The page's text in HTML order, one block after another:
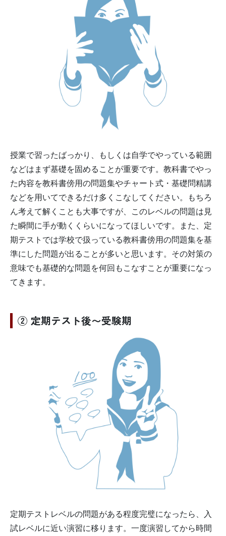
授業で習ったばっかり、もしくは自学でやっている範囲
などはまず基礎を固めることが重要です。教科書でやっ
た内容を教科書傍用の問題集やチャート式・基礎問精講
などを用いてできるだけ多くこなしてください。もちろ
ん考えて解くことも大事ですが、このレベルの問題は見
た瞬間に手が動くくらいになってほしいです。また、定
期テストでは学校で扱っている教科書傍用の問題集を基
準にした問題が出ることが多いと思います。その対策の
意味でも基礎的な問題を何回もこなすことが重要になっ
てきます。
② 定期テスト後〜受験期
定期テストレベルの問題がある程度完璧になったら、入
試レベルに近い演習に移ります。一度演習してから時間